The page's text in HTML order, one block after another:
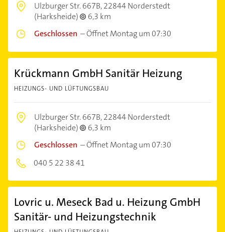
Ulzburger Str. 667B,22844 Norderstedt
(Harksheide)
6,3 km
Geschlossen –Öffnet Montag um 07:30
Krückmann GmbH Sanitär Heizung
HEIZUNGS- UND LÜFTUNGSBAU
Ulzburger Str. 667B,22844 Norderstedt
(Harksheide)
6,3 km
Geschlossen –Öffnet Montag um 07:30
040 5 22 38 41
Lovric u. Meseck Bad u. Heizung GmbH
Sanitär- und Heizungstechnik